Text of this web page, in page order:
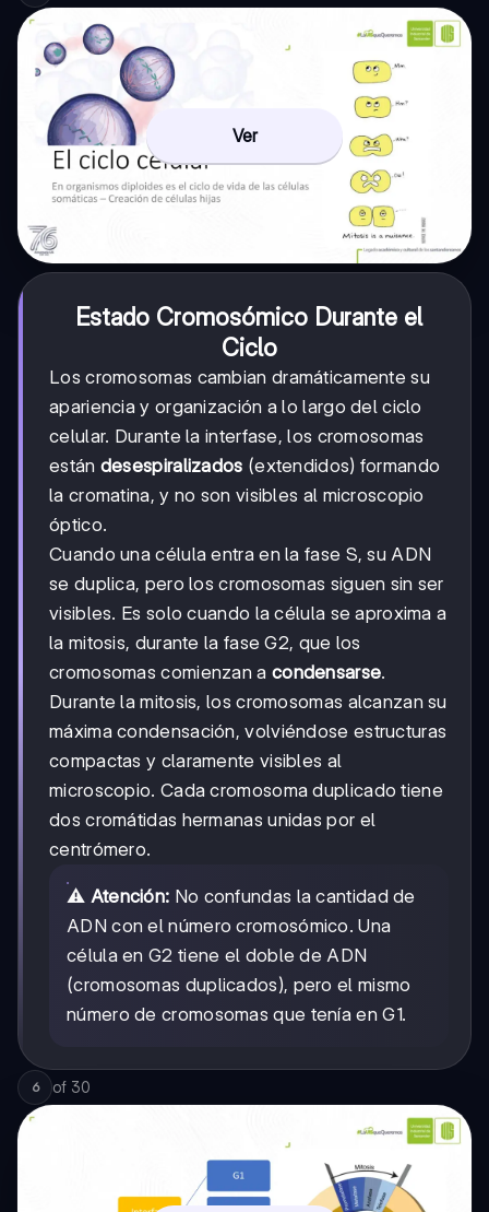
Ver
Estado Cromosómico Durante el
Ciclo
Los cromosomas cambian dramáticamente su
apariencia y organización a lo largo del ciclo
celular. Durante la interfase, los cromosomas
están desespiralizados (extendidos) formando
la cromatina, y no son visibles al microscopio
óptico.
Cuando una célula entra en la fase S, su ADN
se duplica, pero los cromosomas siguen sin ser
visibles. Es solo cuando la célula se aproxima a
la mitosis, durante la fase G2, que los
cromosomas comienzan a condensarse.
Durante la mitosis, los cromosomas alcanzan su
máxima condensación, volviéndose estructuras
compactas y claramente visibles al
microscopio. Cada cromosoma duplicado tiene
dos cromátidas hermanas unidas por el
centrómero.
⚠️ Atención: No confundas la cantidad de
ADN con el número cromosómico. Una
célula en G2 tiene el doble de ADN
(cromosomas duplicados), pero el mismo
número de cromosomas que tenía en G1.
6 of 30